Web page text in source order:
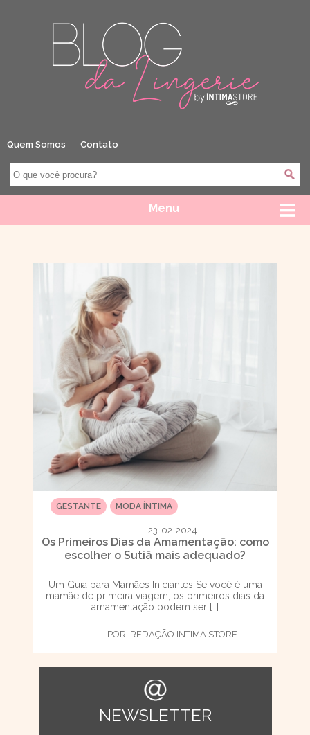
Quem Somos Contato
Menu
GESTANTE MODA ÍNTIMA
23-02-2024
Os Primeiros Dias da Amamentação: como
escolher o Sutiã mais adequado?
Um Guia para Mamães Iniciantes Se você é uma
mamãe de primeira viagem, os primeiros dias da
amamentação podem ser […]
POR: REDAÇÃO INTIMA STORE
NEWSLETTER